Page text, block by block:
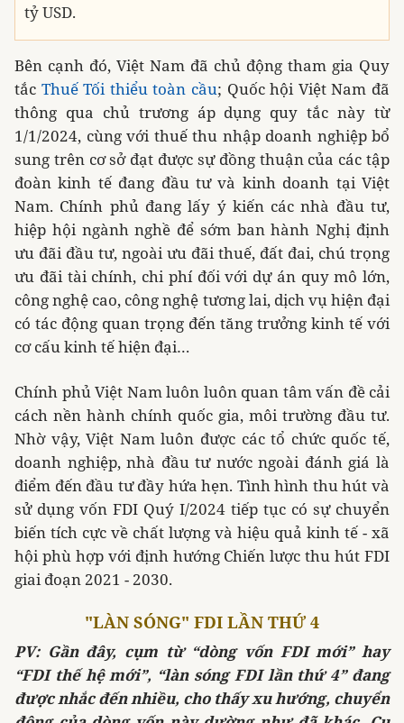
tỷ USD.
Bên cạnh đó, Việt Nam đã chủ động tham gia Quy
tắc Thuế Tối thiểu toàn cầu; Quốc hội Việt Nam đã
thông qua chủ trương áp dụng quy tắc này từ
1/1/2024, cùng với thuế thu nhập doanh nghiệp bổ
sung trên cơ sở đạt được sự đồng thuận của các tập
đoàn kinh tế đang đầu tư và kinh doanh tại Việt
Nam. Chính phủ đang lấy ý kiến các nhà đầu tư,
hiệp hội ngành nghề để sớm ban hành Nghị định
ưu đãi đầu tư, ngoài ưu đãi thuế, đất đai, chú trọng
ưu đãi tài chính, chi phí đối với dự án quy mô lớn,
công nghệ cao, công nghệ tương lai, dịch vụ hiện đại
có tác động quan trọng đến tăng trưởng kinh tế với
cơ cấu kinh tế hiện đại…
Chính phủ Việt Nam luôn luôn quan tâm vấn đề cải
cách nền hành chính quốc gia, môi trường đầu tư.
Nhờ vậy, Việt Nam luôn được các tổ chức quốc tế,
doanh nghiệp, nhà đầu tư nước ngoài đánh giá là
điểm đến đầu tư đầy hứa hẹn. Tình hình thu hút và
sử dụng vốn FDI Quý I/2024 tiếp tục có sự chuyển
biến tích cực về chất lượng và hiệu quả kinh tế - xã
hội phù hợp với định hướng Chiến lược thu hút FDI
giai đoạn 2021 - 2030.
"LÀN SÓNG" FDI LẦN THỨ 4
PV: Gần đây, cụm từ “dòng vốn FDI mới” hay
“FDI thế hệ mới”, “làn sóng FDI lần thứ 4” đang
được nhắc đến nhiều, cho thấy xu hướng, chuyển